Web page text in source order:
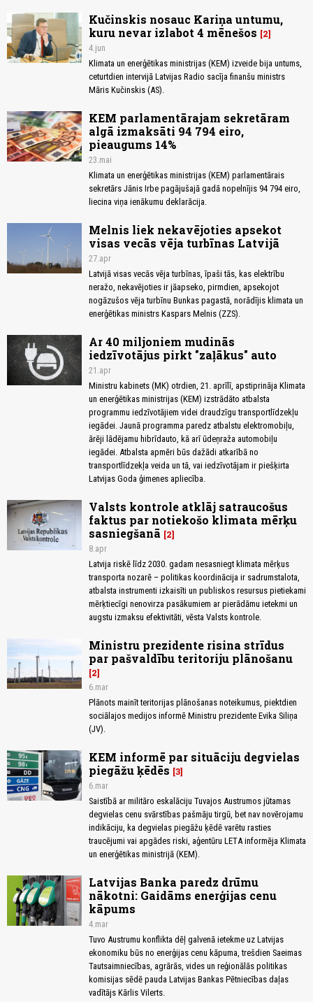
Kučinskis nosauc Kariņa untumu,
kuru nevar izlabot 4 mēnešos
2
4.jun
Klimata un enerģētikas ministrijas (KEM) izveide bija untums,
ceturtdien intervijā Latvijas Radio sacīja finanšu ministrs
Māris Kučinskis (AS).
KEM parlamentārajam sekretāram
algā izmaksāti 94 794 eiro,
pieaugums 14%
23.mai
Klimata un enerģētikas ministrijas (KEM) parlamentārais
sekretārs Jānis Irbe pagājušajā gadā nopelnījis 94 794 eiro,
liecina viņa ienākumu deklarācija.
Melnis liek nekavējoties apsekot
visas vecās vēja turbīnas Latvijā
27.apr
Latvijā visas vecās vēja turbīnas, īpaši tās, kas elektrību
neražo, nekavējoties ir jāapseko, pirmdien, apsekojot
nogāzušos vēja turbīnu Bunkas pagastā, norādījis klimata un
enerģētikas ministrs Kaspars Melnis (ZZS).
Ar 40 miljoniem mudinās
iedzīvotājus pirkt "zaļākus" auto
21.apr
Ministru kabinets (MK) otrdien, 21. aprīlī, apstiprināja Klimata
un enerģētikas ministrijas (KEM) izstrādāto atbalsta
programmu iedzīvotājiem videi draudzīgu transportlīdzekļu
iegādei. Jaunā programma paredz atbalstu elektromobiļu,
ārēji lādējamu hibrīdauto, kā arī ūdeņraža automobiļu
iegādei. Atbalsta apmēri būs dažādi atkarībā no
transportlīdzekļa veida un tā, vai iedzīvotājam ir piešķirta
Latvijas Goda ģimenes apliecība.
Valsts kontrole atklāj satraucošus
faktus par notiekošo klimata mērķu
sasniegšanā
2
8.apr
Latvija riskē līdz 2030. gadam nesasniegt klimata mērķus
transporta nozarē – politikas koordinācija ir sadrumstalota,
atbalsta instrumenti izkaisīti un publiskos resursus pietiekami
mērķtiecīgi nenovirza pasākumiem ar pierādāmu ietekmi un
augstu izmaksu efektivitāti, vēsta Valsts kontrole.
Ministru prezidente risina strīdus
par pašvaldību teritoriju plānošanu
2
6.mar
Plānots mainīt teritorijas plānošanas noteikumus, piektdien
sociālajos medijos informē Ministru prezidente Evika Siliņa
(JV).
KEM informē par situāciju degvielas
piegāžu ķēdēs 3
6.mar
Saistībā ar militāro eskalāciju Tuvajos Austrumos jūtamas
degvielas cenu svārstības pašmāju tirgū, bet nav novērojamu
indikāciju, ka degvielas piegāžu ķēdē varētu rasties
traucējumi vai apgādes riski, aģentūru LETA informēja Klimata
un enerģētikas ministrijā (KEM).
Latvijas Banka paredz drūmu
nākotni: Gaidāms enerģijas cenu
kāpums
4.mar
Tuvo Austrumu konflikta dēļ galvenā ietekme uz Latvijas
ekonomiku būs no enerģijas cenu kāpuma, trešdien Saeimas
Tautsaimniecības, agrārās, vides un reģionālās politikas
komisijas sēdē pauda Latvijas Bankas Pētniecības daļas
vadītājs Kārlis Vilerts.